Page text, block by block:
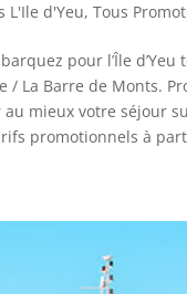
L'Ile d'Yeu, Tous
pour l’Île d’Yeu
/ La Barre de Monts.
mieux votre séjour
promotionnels à